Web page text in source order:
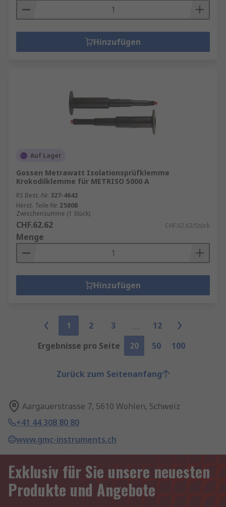
Hinzufügen
Auf Lager
Gossen Metrawatt Isolationsprüfklemme
Krokodilklemme für METRISO 5000 A
RS Best.-Nr. 327-4642
Herst. Teile-Nr. Z580B
Zwischensumme (1 Stück)
CHF.62.62 CHF.62.62/Stück
Menge
Hinzufügen
1 2 3
12
Ergebnisse pro Seite
20 50 100
Zurück zum Seitenanfang
Aargauerstrasse 7, 5610 Wohlen, Schweiz
+41 44 308 80 80
www.gmc-instruments.ch
Exklusiv für Sie unsere neuesten
Produkte und Angebote